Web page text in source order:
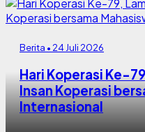
Berita • 24 Juli 2026
Hari Koperasi Ke-
Insan Koperasi
Internasional